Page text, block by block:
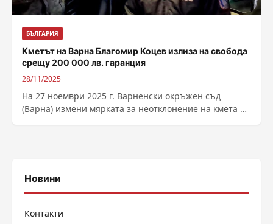
БЪЛГАРИЯ
Кметът на Варна Благомир Коцев излиза на свобода
срещу 200 000 лв. гаранция
28/11/2025
На 27 ноември 2025 г. Варненски окръжен съд
(Варна) измени мярката за неотклонение на кмета на
Новини
Контакти